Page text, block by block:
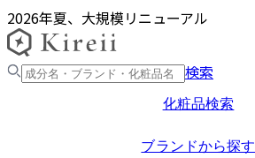
2026年夏、大規模リニューアル
検索
化粧品検索
ブランドから探す